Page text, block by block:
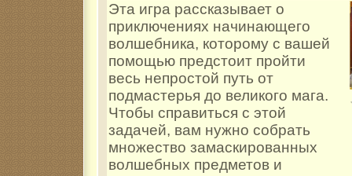
Эта игра рассказывает о
приключениях начинающего
волшебника, которому с вашей
помощью предстоит пройти
весь непростой путь от
подмастерья до великого мага.
Чтобы справиться с этой
задачей, вам нужно собрать
множество замаскированных
волшебных предметов и